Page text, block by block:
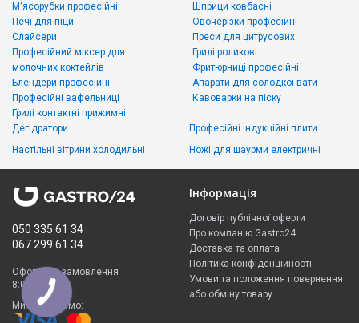
М'ясорубки професійні
Печі для піци
Слайсери
Шприци ковбасні
Овочерізки професійні
Преси для цитрусових
Професійний міксер для
молочних коктейлів
Блендери професійні
Професійні вафельниці
Грилі контактні прижимні
Грилі роликові
Фритюрниці професійні
Апарати для солодкої вати
Кавоварки на піску
Дегідратори
Настільні вітрини холодильні
Професійні індукційні плити
Ножі для шаурми електричні
050 335 61 34
067 299 61 34
Оформити замовлення
8:00 - 23:00
Ми приймаємо:
Інформація
Договір публічної оферти
Про компанію Gastro24
Доставка та оплата
Політика конфіденційності
Умови та положення повернення
або обміну товару